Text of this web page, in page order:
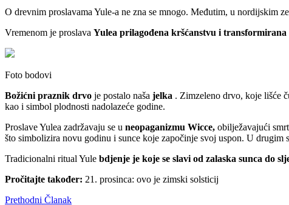
O drevnim proslavama Yule-a ne zna se mnogo. Međutim, u nordijskim
Vremenom je proslava Yulea prilagođena kršćanstvu i transformirana
Foto bodovi
Božićni praznik drvo je postalo naša jelka . Zimzeleno drvo, koje lišće
kao i simbol plodnosti nadolazeće godine.
Proslave Yulea zadržavaju se u neopaganizmu Wicce, obilježavajući
što simbolizira novu godinu i sunce koje započinje svoj uspon. U
Tradicionalni ritual Yule bdjenje je koje se slavi od zalaska sunca do
Pročitajte također: 21. prosinca: ovo je zimski solsticij
Prethodni Članak